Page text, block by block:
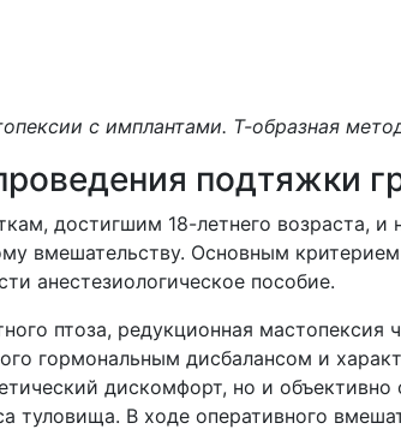
с имплантами. Т-образная
подтяжки
достигшим 18-летнего возраста,
вмешательству. Основным
анестезиологическое пособие.
птоза, редукционная мастопексия
гормональным дисбалансом и
дискомфорт, но и
В ходе оперативного